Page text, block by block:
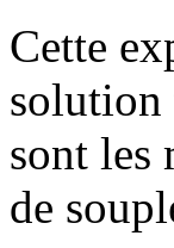
Cette
solution
sont les
de